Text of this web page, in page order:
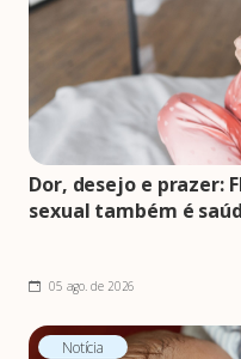
Dor, desejo e prazer:
sexual também é
05 ago. de 2026
Notícia